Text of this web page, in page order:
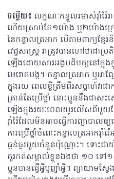
ចម្លើយ៖ លក្ខណៈកន្ទួលរមាស់រ៉ាំរ៉ៃ
ហើយស្រាប់តែ១ម៉ោង ឬ២ម៉ោងក្រ
នៃកន្ទាលត្រអាក បើតាមពាក្យ
វេជ្ជសាស្ត្រ វាត្រូវបានហៅថាជាប្
ឡើងដោយសារអង្គបដិបក្សនៅក្នុង
មេរោគបង្ក។ កន្ទាលត្រអាក ឬអ
ក្នុងរយៈពេលខ្លីត្រឹមពីរសប្តាហ៍វាជ
គ្រាន់តែប្រើថ្នាំ នោះប្អូននឹងជាស
ឡើងក្នុងរយៈពេលយូរលើសពីមួយខ
រ៉ាំរ៉ៃដែលមិនអាចធ្វើការព្យាបា
ការប្រើថ្នាំចំពោះកន្ទាលត្រអាករ៉
ធ្ងន់ធ្ងរមួយចំនួនប៉ុណ្ណោះ។ ទោះជ
គួរកត់សម្គាល់ខ្លួនឯងថា ១០ ទៅ១
ប្អូនបានធ្វើអ្វីឬញ៉ាំអ្វី។ ព្យាយា